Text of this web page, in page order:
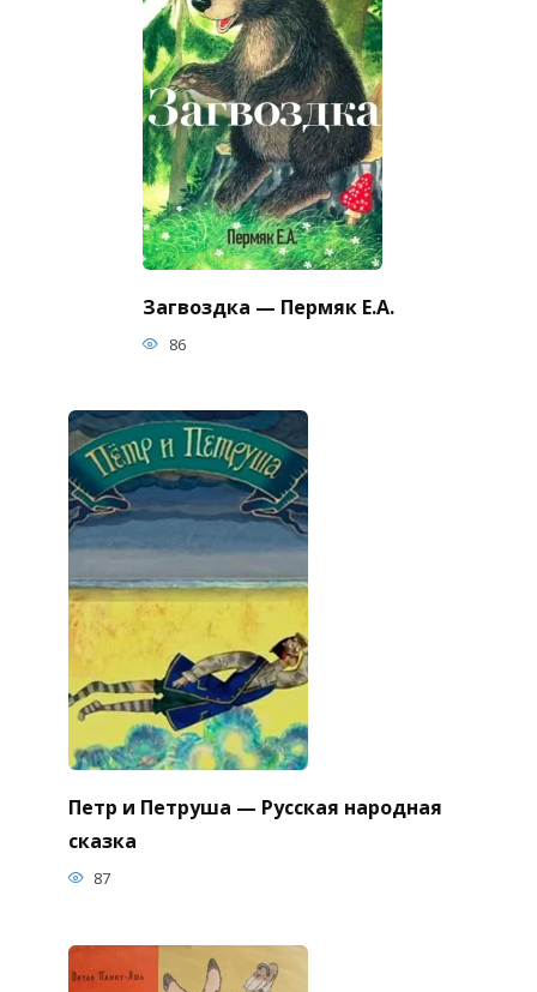
Загвоздка — Пермяк Е.А.
86
Петр и Петруша — Русская народная
сказка
87